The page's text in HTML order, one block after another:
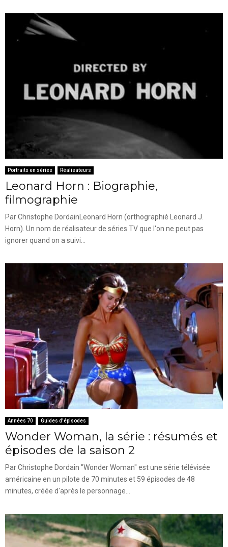
Portraits en séries Réalisateurs
Leonard Horn : Biographie,
filmographie
Par Christophe DordainLeonard Horn (orthographié Leonard J.
Horn). Un nom de réalisateur de séries TV que l'on ne peut pas
ignorer quand on a suivi...
Années 70 Guides d'épisodes
Wonder Woman, la série : résumés et
épisodes de la saison 2
Par Christophe Dordain "Wonder Woman" est une série télévisée
américaine en un pilote de 70 minutes et 59 épisodes de 48
minutes, créée d'après le personnage...